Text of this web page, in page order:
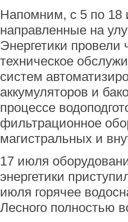
Напомним, с 5 по
направленные на
Энергетики провели
техническое
систем
аккумуляторов и
процессе
фильтрационное
магистральных и
17 июля
энергетики
июля горячее
Лесного полностью